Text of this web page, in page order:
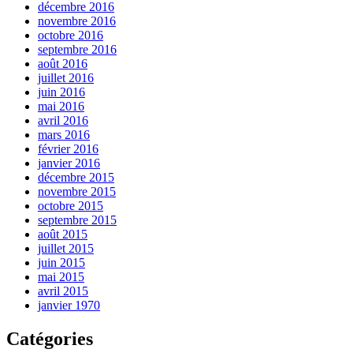
décembre 2016
novembre 2016
octobre 2016
septembre 2016
août 2016
juillet 2016
juin 2016
mai 2016
avril 2016
mars 2016
février 2016
janvier 2016
décembre 2015
novembre 2015
octobre 2015
septembre 2015
août 2015
juillet 2015
juin 2015
mai 2015
avril 2015
janvier 1970
Catégories